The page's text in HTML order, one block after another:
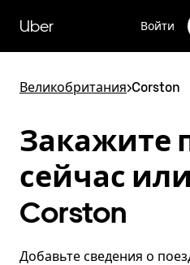
перейти
к
содержимому
Uber Войти
Великобритания>Corston
Закажите
сейчас
Corston
Добавьте сведения о